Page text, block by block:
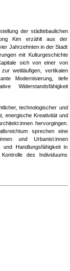
der städtebaulichen
Kim erzählt aus der
Jahrzehnten in der Stadt
mit Kulturgeschichte
sich von einer von
weitläufigen, vertikalen
Modernisierung, tiefe
Widerstandsfähigkeit
technologischer und
energische Kreativität und
hervorgingen.
sprechen eine
und Urbanist:innen
Handlungsfähigkeit in
des Individuums